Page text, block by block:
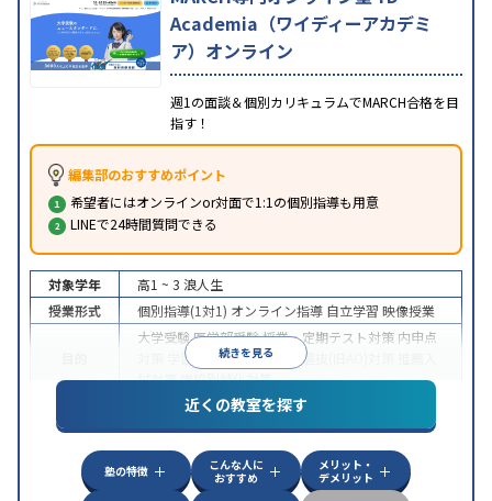
Academia（ワイディーアカデミ
ア）オンライン
週1の面談＆個別カリキュラムでMARCH合格を目
指す！
編集部のおすすめポイント
希望者にはオンラインor対面で1:1の個別指導も用意
LINEで24時間質問できる
続きを見る
対象学年 高1 ~ 3 浪人生
授業形式
個別指導(1対1) オンライン指導 自立学習 映像授業
大学受験医学部受験授業・定期テスト対策 内申点
学習習慣の定着 総合型選抜(旧AO)対策
試対策学校別特化対策
特徴
中高一貫校生に対応授業の振替可能
学習にPC・タブレットを利用オンライン対応1
科目から受講可能
近くの教室を探す
塾の特徴
こんな人に
おすすめ
メリット・
デメリット